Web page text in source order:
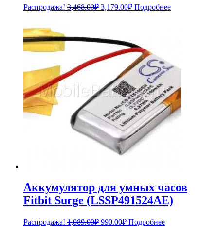
Распродажа! 3,468.00₽ Первоначальная
3,179.00₽Текущая
цена:
Подробнее
Аккумулятор для умных часов
Fitbit Surge (LSSP491524AE)
Распродажа! 1,089.00₽ Первоначальная
990.00₽Текущая
Подробнее